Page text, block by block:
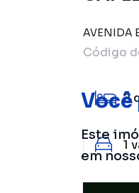
Este
em
AVENIDA
Código
2
1